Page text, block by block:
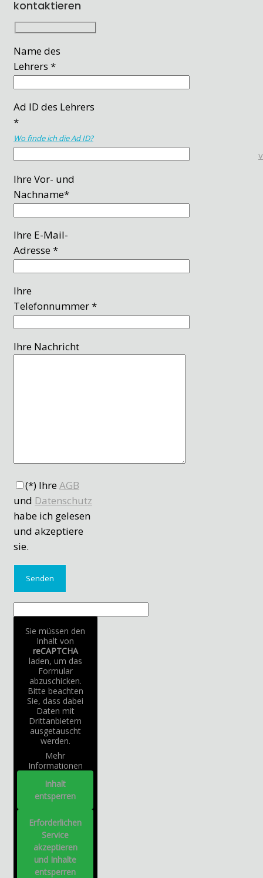
kontaktieren
Name des
Lehrers *
Ad ID des Lehrers
*
Wo finde ich die Ad ID?
Ihre Vor- und
Nachname*
Ihre E-Mail-
Adresse *
Ihre
Telefonnummer *
Ihre Nachricht
(*) IhreAGB
und Datenschutz
habe ich gelesen
und akzeptiere
sie.
Sie müssen den
Inhalt von
reCAPTCHA
laden, um das
Formular
abzuschicken.
Bitte beachten
Sie, dass dabei
Daten mit
Drittanbietern
ausgetauscht
werden.
Mehr
Informationen
Inhalt
entsperren
Erforderlichen
Service
akzeptieren
und Inhalte
entsperren